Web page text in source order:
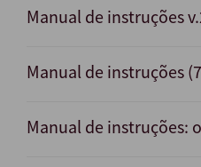
Manual de instruções
Manual de instruções
Manual de instruções: